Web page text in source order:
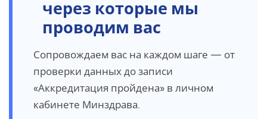
через которые мы
проводим вас
Сопровождаем вас на каждом шаге — от
проверки данных до записи
«Аккредитация пройдена» в личном
кабинете Минздрава.